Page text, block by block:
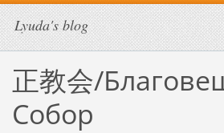
Lyuda's blog
正教会/
Собор